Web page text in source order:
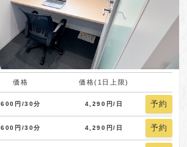
価格 価格(1日上限)
600円 /30分 4,290円/日 予約
600円 /30分 4,290円/日 予約